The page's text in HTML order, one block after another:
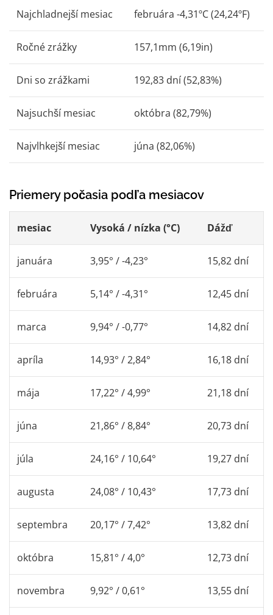
Najchladnejší mesiac februára -4,31ºC (24,24ºF)
Ročné zrážky 157,1mm (6,19in)
Dni so zrážkami 192,83 dní (52,83%)
Najsuchší mesiac októbra (82,79%)
Najvlhkejší mesiac júna (82,06%)
Priemery počasia podľa mesiacov
mesiac Vysoká / nízka (°C) Dážď
januára 3,95° / -4,23° 15,82 dní
februára 5,14° / -4,31° 12,45 dní
marca 9,94° / -0,77° 14,82 dní
apríla 14,93° / 2,84° 16,18 dní
mája 17,22° / 4,99° 21,18 dní
júna 21,86° / 8,84° 20,73 dní
júla 24,16° / 10,64° 19,27 dní
augusta 24,08° / 10,43° 17,73 dní
septembra 20,17° / 7,42° 13,82 dní
októbra 15,81° / 4,0° 12,73 dní
novembra 9,92° / 0,61° 13,55 dní